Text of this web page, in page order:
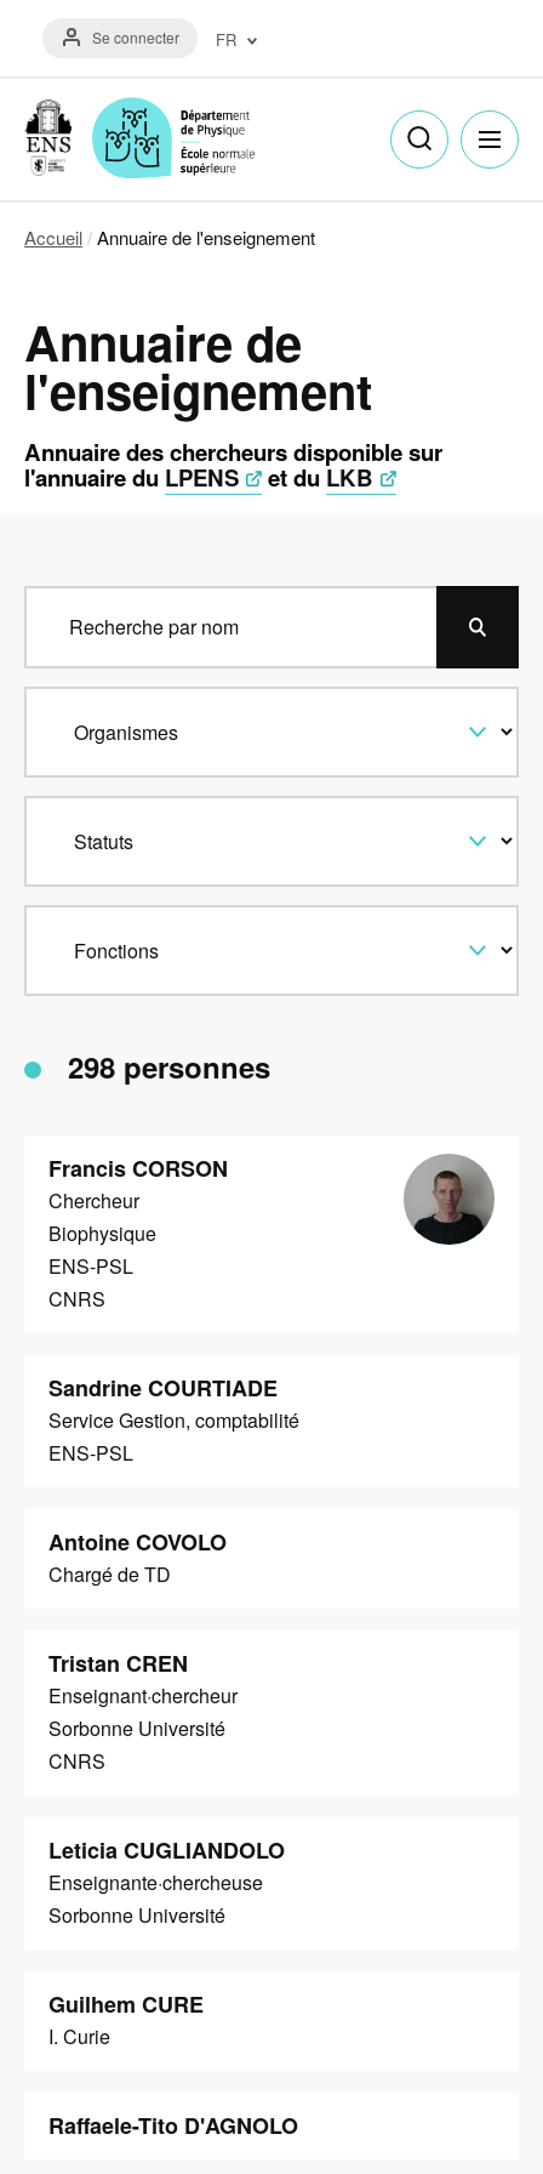
contenu
Menu
du
de
l'utilisateur
Se connecter FR
English
(EN)
Accueil Annuaire de l'enseignement
Annuaire de
l'enseignement
Annuaire des chercheurs disponible sur
l'annuaire du LPENS et du LKB
298 personnes
Francis CORSON
Chercheur
Biophysique
ENS-PSL
CNRS
Image
Sandrine COURTIADE
Service Gestion, comptabilité
ENS-PSL
Antoine COVOLO
Chargé de TD
Tristan CREN
Enseignant·chercheur
Sorbonne Université
CNRS
Leticia CUGLIANDOLO
Enseignante·chercheuse
Sorbonne Université
Guilhem CURE
I. Curie
Raffaele-Tito D'AGNOLO